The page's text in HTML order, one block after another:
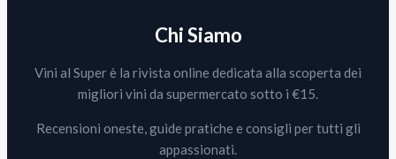
Chi Siamo
Vini al Super è la rivista online dedicata alla scoperta dei
migliori vini da supermercato sotto i €15.
Recensioni oneste, guide pratiche e consigli per tutti gli
appassionati.